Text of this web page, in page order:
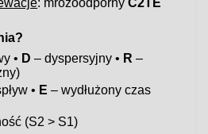
• D – dyspersyjny • R –
• E – wydłużony czas
(S2 > S1)